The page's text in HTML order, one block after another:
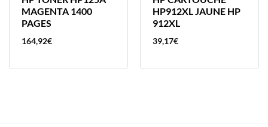
MAGENTA 1400
PAGES
164,92€
HP912XL JAUNE HP
912XL
39,17€